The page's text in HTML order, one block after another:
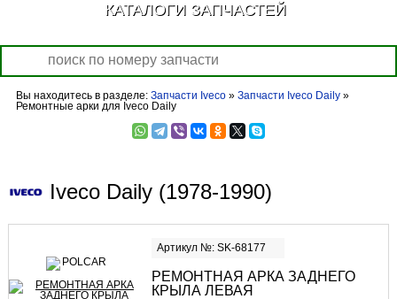
Вы находитесь в разделе: Запчасти Iveco» Запчасти Iveco Daily»
Ремонтные арки для Iveco Daily
Iveco Daily (1978-1990)
Артикул №: SK-68177
РЕМОНТНАЯ АРКА ЗАДНЕГО
КРЫЛА ЛЕВАЯ
КАТАЛОГИ ЗАПЧАСТЕЙ